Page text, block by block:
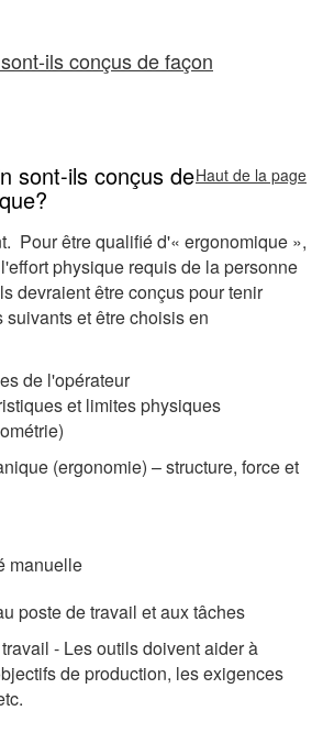
ils conçus de façon
sont-ils conçus deHaut de la page
Pour être qualifié d'« ergonomique »,
physique requis de la personne
devraient être conçus pour tenir
suivants et être choisis en
de l'opérateur
et limites physiques
(ergonomie) – structure, force et
manuelle
poste de travail et aux tâches
- Les outils doivent aider à
de production, les exigences